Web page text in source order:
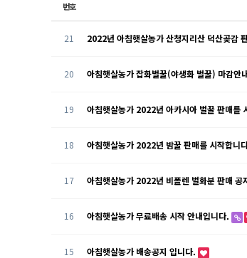
번호
21 2022년 아침햇살농가 산청지리산 덕산곶감
20 아침햇살농가 잡화벌꿀(야생화 벌꿀) 마감안
19 아침햇살농가 2022년 아카시아 벌꿀 판매를
18 아침햇살농가 2022년 밤꿀 판매를 시작합니
17 아침햇살농가 2022년 비폴렌 벌화분 판매 공
16 아침햇살농가 무료배송 시작 안내입니다.
15 아침햇살농가 배송공지 입니다.